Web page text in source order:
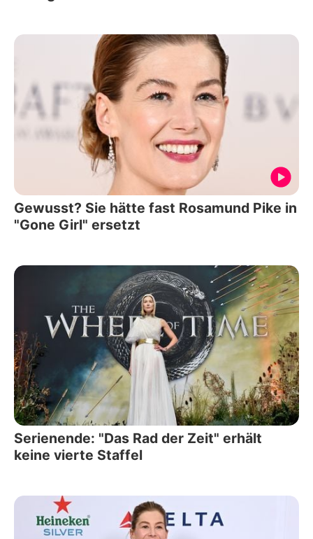
Gewusst? Sie hätte fast Rosamund Pike in
"Gone Girl" ersetzt
Serienende: "Das Rad der Zeit" erhält
keine vierte Staffel